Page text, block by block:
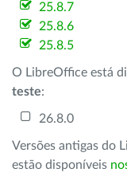
25.8.7
25.8.6
25.8.5
O LibreOffice está
teste:
26.8.0
Versões antigas do
estão disponíveis